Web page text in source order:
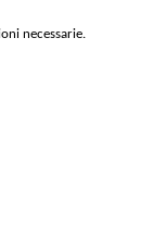
necessarie.